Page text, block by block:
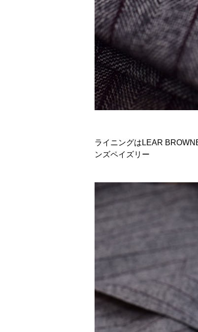
ライニングはLEAR
ンズペイズリー